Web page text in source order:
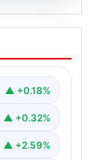
▲ +0.18%
▲ +0.32%
▲ +2.59%